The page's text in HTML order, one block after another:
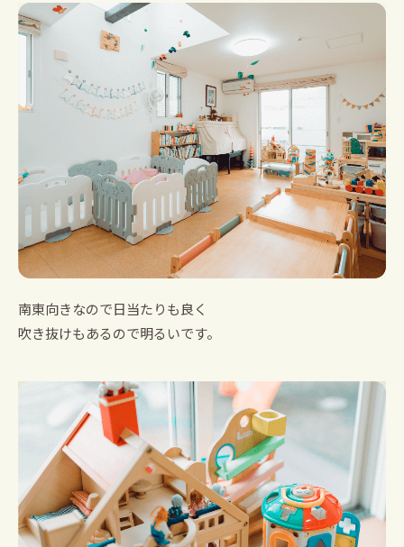
南東向きなので日当たりも良く
吹き抜けもあるので明るいです。